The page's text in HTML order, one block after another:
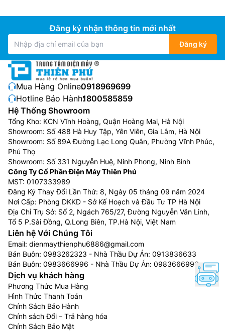
Đăng ký nhận thông tin mới nhất
Đăng ký
Mua Hàng Online:0918969699
Hotline Bảo Hành:1800585859
Hệ Thống Showroom
Tổng Kho: KCN Vĩnh Hoàng, Quận Hoàng Mai, Hà Nội
Showroom: Số 488 Hà Huy Tập, Yên Viên, Gia Lâm, Hà Nội
Showroom: Số 89A Đường Lạc Long Quân, Phường Vĩnh Phúc,
Phú Thọ
Showroom: Số 331 Nguyễn Huệ, Ninh Phong, Ninh Bình
Công Ty Cổ Phần Điện Máy Thiên Phú
MST: 0107333989
Đăng Ký Thay Đổi Lần Thứ: 8, Ngày 05 tháng 09 năm 2024
Nơi Cấp: Phòng DKKD - Sở Kế Hoạch và Đầu Tư TP Hà Nội
Địa Chỉ Trụ Sở: Số 2, Ngách 765/27, Đường Nguyễn Văn Linh,
Tổ 5 P.Sài Đồng, Q.Long Biên, TP.Hà Nội, Việt Nam
Liên hệ Với Chúng Tôi
Email: dienmaythienphu6886@gmail.com
Bán Buôn: 0983262323 - Nhà Thầu Dự Án: 0913836633
Bán Buôn: 0983666996 - Nhà Thầu Dự Án: 0983666996
Dịch vụ khách hàng
Phương Thức Mua Hàng
Hình Thức Thanh Toán
Chính Sách Bảo Hành
Chính sách Đổi – Trả hàng hóa
Chính Sách Bảo Mật